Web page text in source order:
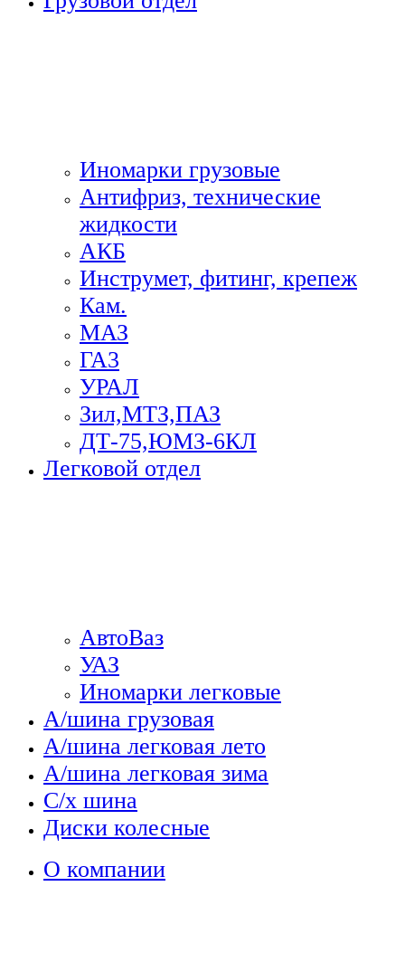
Иномарки грузовые
Антифриз, технические
жидкости
АКБ
Инструмет, фитинг, крепеж
Кам.
МАЗ
ГА3
УРАЛ
Зил,МТЗ,ПАЗ
ДТ-75,ЮМЗ-6КЛ
Легковой отдел
АвтоВаз
УАЗ
Иномарки легковые
А/шина грузовая
А/шина легковая лето
А/шина легковая зима
С/х шина
Диски колесные
О компании